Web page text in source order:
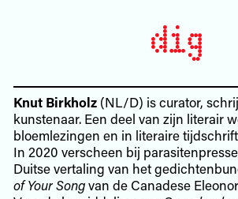
Knut Birkholz(NL/D) is curator,
kunstenaar. Een deel van zijn literair
bloemlezingen en in literaire
In 2020 verscheen bij
Duitse vertaling van het
of Your Songvan de Canadese